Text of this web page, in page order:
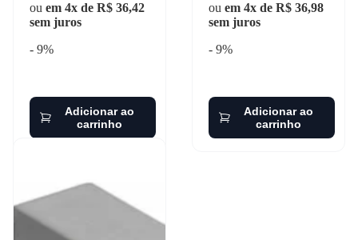
ou em 4x de R$ 36,42
sem juros
- 9%
Adicionar ao
carrinho
ou em 4x de R$ 36,98
sem juros
- 9%
Adicionar ao
carrinho